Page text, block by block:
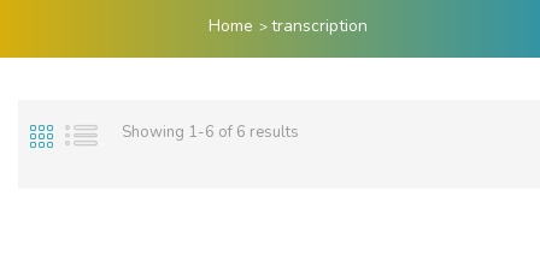
Home transcription
Showing 1-6 of 6 results